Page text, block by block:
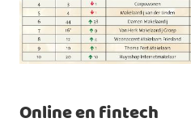
Online en fintech